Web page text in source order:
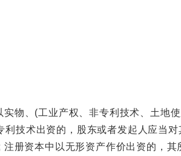
、(工业产权、非专利技术、土地使
利技术出资的，股东或者发起人应当
注册资本中以无形资产作价出资的，